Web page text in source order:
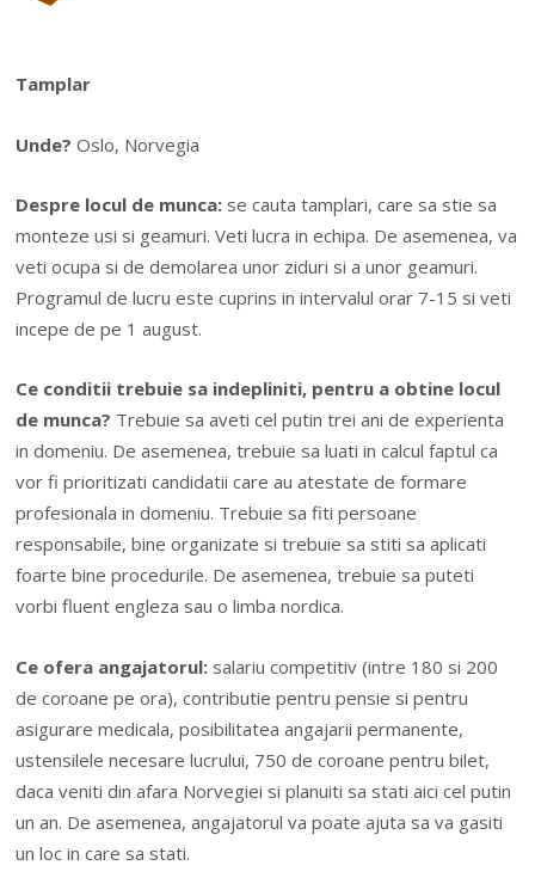
Tamplar
Unde? Oslo, Norvegia
Despre locul de munca: se cauta tamplari, care sa stie sa
monteze usi si geamuri. Veti lucra in echipa. De asemenea, va
veti ocupa si de demolarea unor ziduri si a unor geamuri.
Programul de lucru este cuprins in intervalul orar 7-15 si veti
incepe de pe 1 august.
Ce conditii trebuie sa indepliniti, pentru a obtine locul
de munca? Trebuie sa aveti cel putin trei ani de experienta
in domeniu. De asemenea, trebuie sa luati in calcul faptul ca
vor fi prioritizati candidatii care au atestate de formare
profesionala in domeniu. Trebuie sa fiti persoane
responsabile, bine organizate si trebuie sa stiti sa aplicati
foarte bine procedurile. De asemenea, trebuie sa puteti
vorbi fluent engleza sau o limba nordica.
Ce ofera angajatorul: salariu competitiv (intre 180 si 200
de coroane pe ora), contributie pentru pensie si pentru
asigurare medicala, posibilitatea angajarii permanente,
ustensilele necesare lucrului, 750 de coroane pentru bilet,
daca veniti din afara Norvegiei si planuiti sa stati aici cel putin
un an. De asemenea, angajatorul va poate ajuta sa va gasiti
un loc in care sa stati.